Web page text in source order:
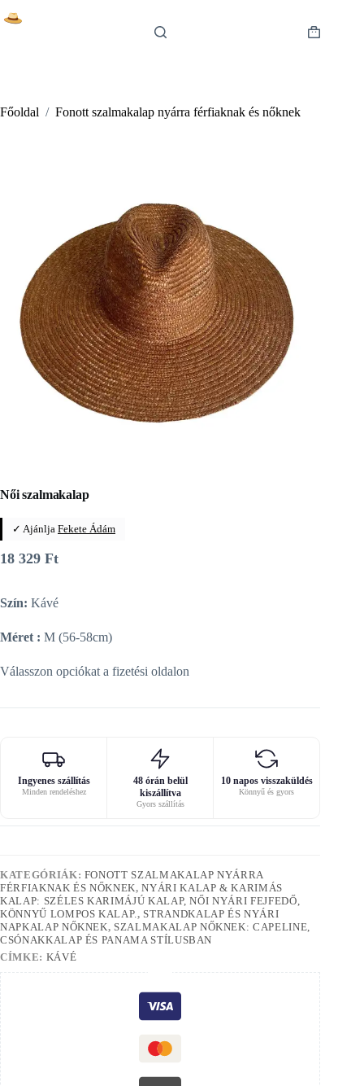
to
Shopping
Főoldal / Fonott szalmakalap nyárra férfiaknak és nőknek
Női szalmakalap
✓ Ajánlja Fekete Ádám
18 329 Ft
Szín: Kávé
Méret : M (56-58cm)
Válasszon opciókat a fizetési oldalon
Ingyenes szállítás
Minden rendeléshez
48 órán belül
kiszállítva
Gyors szállítás
10 napos visszaküldés
Könnyű és gyors
KATEGÓRIÁK: FONOTT SZALMAKALAP NYÁRRA
FÉRFIAKNAK ÉS NŐKNEK,NYÁRI KALAP & KARIMÁS
KALAP: SZÉLES KARIMÁJÚ KALAP, NŐI NYÁRI FEJFEDŐ,
KÖNNYŰ LOMPOS KALAP. , STRANDKALAP ÉS NYÁRI
NAPKALAP NŐKNEK, SZALMAKALAP NŐKNEK: CAPELINE,
CSÓNAKKALAP ÉS PANAMA STÍLUSBAN
CÍMKE: KÁVÉ